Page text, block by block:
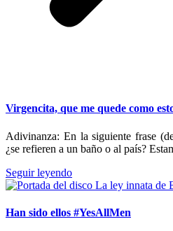
Virgencita, que me quede como
Adivinanza: En la siguiente frase
¿se refieren a un baño o al país?
Seguir leyendo
Han sido ellos #YesAllMen